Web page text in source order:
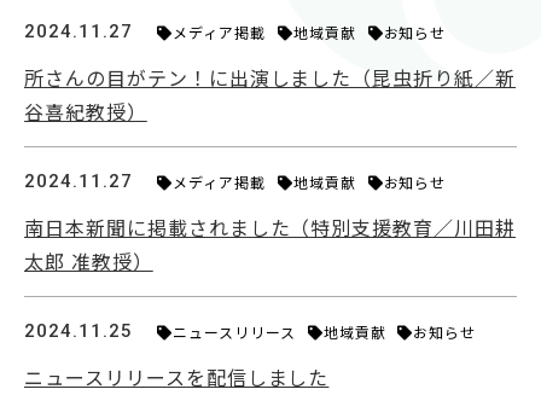
保護者の方
高校教員の方
企業の方
地域の方
OFFICIAL SNS
2024.11.27 メディア掲載 地域貢献 お知らせ
所さんの目がテン！に出演しました（昆虫折り紙／新
谷喜紀教授）
2024.11.27 メディア掲載 地域貢献 お知らせ
南日本新聞に掲載されました（特別支援教育／川田耕
太郎 准教授）
2024.11.25 ニュースリリース 地域貢献 お知らせ
ニュースリリースを配信しました